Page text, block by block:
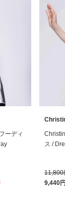
ーディ
ス /
11,800
9,440